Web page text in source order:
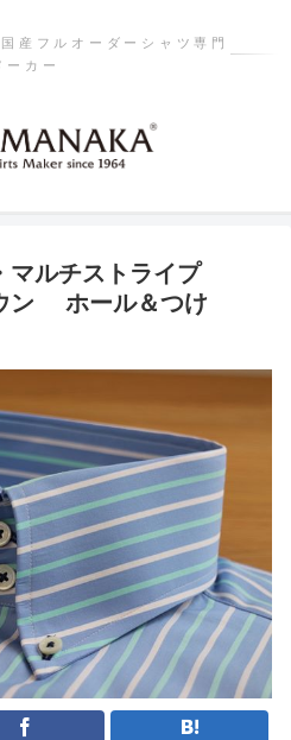
産フルオーダーシャツ専門
ーカー
マルチストライプ
ン ホール＆つけ